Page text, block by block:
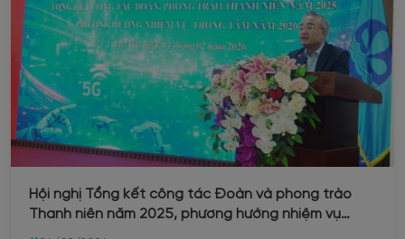
Hội nghị Tổng kết công tác Đoàn và phong trào
Thanh niên năm 2025, phương hướng nhiệm vụ
trọng tâm năm 2026